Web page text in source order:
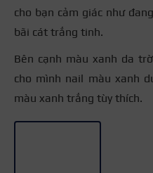
cho bạn cảm giác như
bãi cát trắng tinh.
Bên cạnh màu xanh da
cho mình nail màu xanh
màu xanh trắng tùy thích.